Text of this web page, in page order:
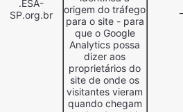
.ESA-
SP.org.br
origem do tráfego
para o site - para
que o Google
Analytics possa
dizer aos
proprietários do
site de onde os
visitantes vieram
quando chegam